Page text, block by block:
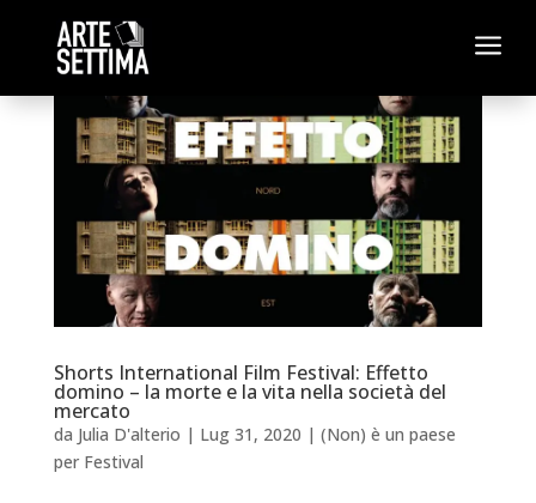
a
Shorts International Film Festival: Effetto
domino – la morte e la vita nella società del
mercato
da Julia D'alterio | Lug 31, 2020 | (Non) è un paese
per Festival